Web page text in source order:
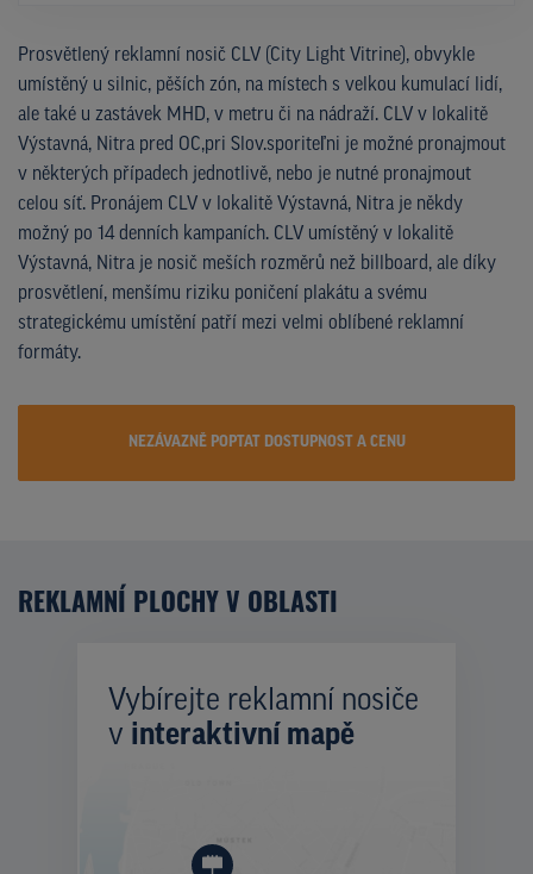
Prosvětlený reklamní nosič CLV (City Light Vitrine), obvykle
umístěný u silnic, pěších zón, na místech s velkou kumulací lidí,
ale také u zastávek MHD, v metru či na nádraží. CLV v lokalitě
Výstavná, Nitra pred OC,pri Slov.sporiteľni je možné pronajmout
v některých případech jednotlivě, nebo je nutné pronajmout
celou síť. Pronájem CLV v lokalitě Výstavná, Nitra je někdy
možný po 14 denních kampaních. CLV umístěný v lokalitě
Výstavná, Nitra je nosič meších rozměrů než billboard, ale díky
prosvětlení, menšímu riziku poničení plakátu a svému
strategickému umístění patří mezi velmi oblíbené reklamní
formáty.
NEZÁVAZNĚ POPTAT DOSTUPNOST A CENU
REKLAMNÍ PLOCHY V OBLASTI
Vybírejte reklamní nosiče
v interaktivní mapě